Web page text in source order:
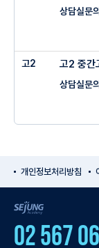
○ PT 수업 장점을 살린
상담실문의
윤나훈T 연합반
고2 고2 중간
상담실문의
최원영T 연합반
개인정보처리방침
SEJUNG Academy
02 567